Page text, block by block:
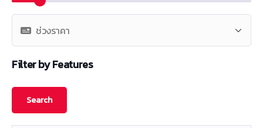
Filter by Features